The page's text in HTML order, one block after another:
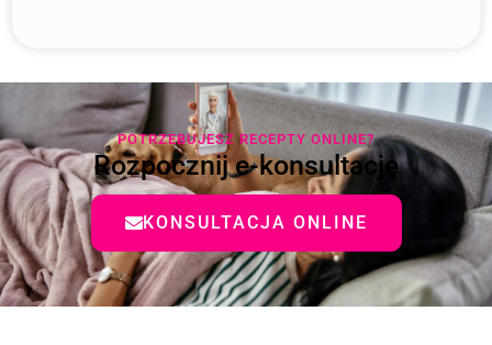
POTRZEBUJESZ RECEPTY ONLINE?
Rozpocznij e-konsultację
KONSULTACJA ONLINE